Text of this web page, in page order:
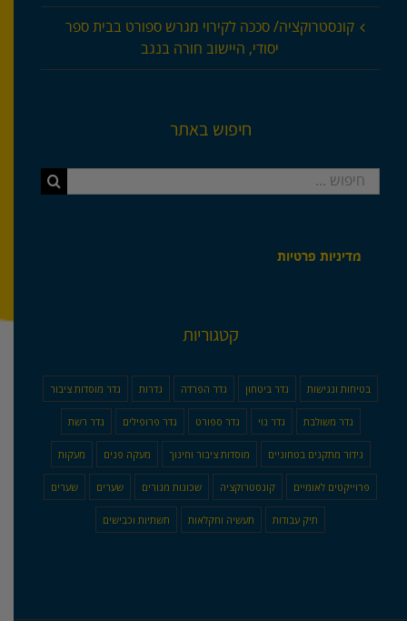
קונסטרוקציה/ סככה לקירוי מגרש ספורט בבית ספר
יסודי, היישוב חורה בנגב
חיפוש באתר
חיפוש...
מדיניות פרטיות
קטגוריות
בטיחות ונגישות גדר ביטחון גדר הפרדה גדרות גדר מוסדות ציבור
גדר משולבת גדר נוי גדר ספורט גדר פרופילים גדר רשת
גידור מתקנים בטחוניים מוסדות ציבור וחינוך מעקה פנים מעקות
פרוייקטים לאומיים קונסטרוקציה שכונות מגורים שערים שערים
תיק עבודות תעשיה וחקלאות תשתיות וכבישים